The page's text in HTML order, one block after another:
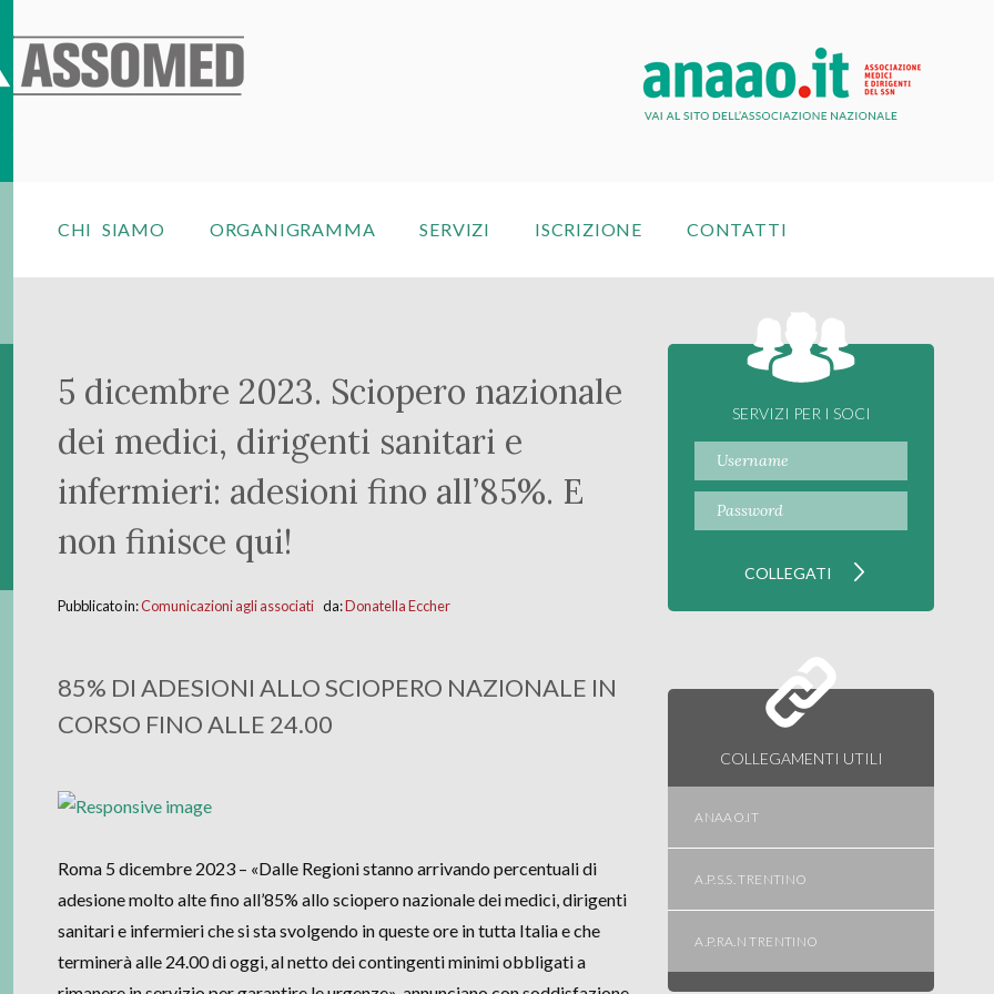
CHI SIAMO ORGANIGRAMMA SERVIZI ISCRIZIONE CONTATTI
5 dicembre 2023. Sciopero nazionale
dei medici, dirigenti sanitari e
infermieri: adesioni fino all’85%. E
non finisce qui!
Pubblicato in:Comunicazioni agli associatida:Donatella Eccher
85% DI ADESIONI ALLO SCIOPERO NAZIONALE IN
CORSO FINO ALLE 24.00
Roma 5 dicembre 2023 – «Dalle Regioni stanno arrivando percentuali di
adesione molto alte fino all’85% allo sciopero nazionale dei medici, dirigenti
sanitari e infermieri che si sta svolgendo in queste ore in tutta Italia e che
terminerà alle 24.00 di oggi, al netto dei contingenti minimi obbligati a
SERVIZI PER I SOCI
COLLEGAMENTI UTILI
ANAAO.IT
A.P.S.S. TRENTINO
A.P.RA.N TRENTINO